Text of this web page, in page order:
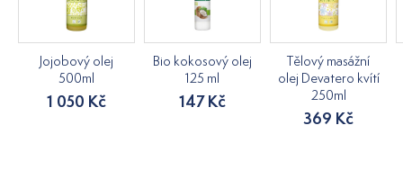
Jojobový olej
500ml
1 050 Kč
Bio kokosový olej
125 ml
147 Kč
Tělový masážní
olej Devatero kvítí
250ml
369 Kč